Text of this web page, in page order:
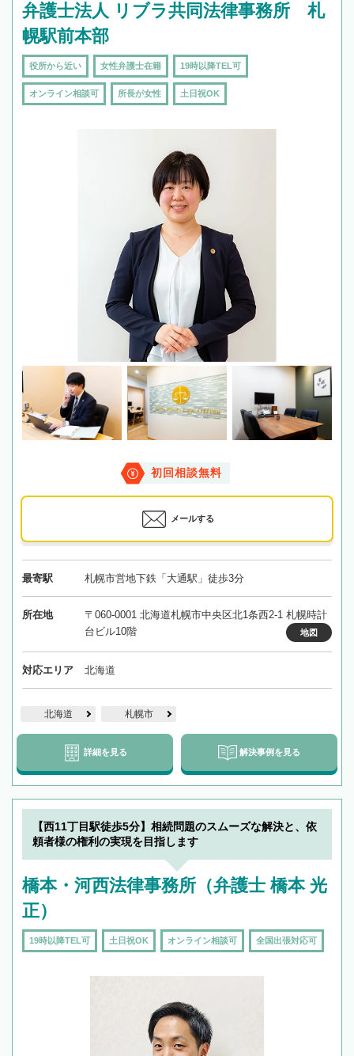
弁護士法人 リブラ共同法律事務所 札
幌駅前本部
役所から近い 女性弁護士在籍 19時以降TEL可
オンライン相談可 所長が女性 土日祝OK
初回相談無料
メールする
最寄駅 札幌市営地下鉄「大通駅」徒歩3分
所在地
〒060-0001 北海道札幌市中央区北1条西2-1 札幌時計
台ビル10階
地図
対応エリア 北海道
北海道 札幌市
詳細を見る 解決事例を見る
【西11丁目駅徒歩5分】相続問題のスムーズな解決と、依
頼者様の権利の実現を目指します
橋本・河西法律事務所（弁護士 橋本 光
正）
19時以降TEL可 土日祝OK オンライン相談可 全国出張対応可